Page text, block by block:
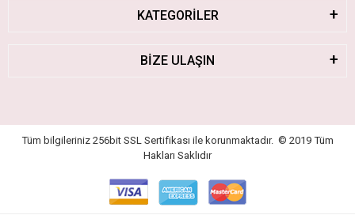
KATEGORİLER
BİZE ULAŞIN
Tüm bilgileriniz 256bit SSL Sertifikası ile korunmaktadır. © 2019 Tüm
Hakları Saklıdır